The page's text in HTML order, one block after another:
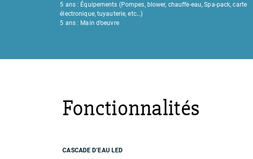
5 ans : Équipements (Pompes, blower, chauffe-eau, Spa-pack, carte
électronique, tuyauterie, etc…)
5 ans : Main d’oeuvre
Fonctionnalités
CASCADE D’EAU LED